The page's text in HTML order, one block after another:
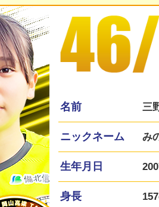
名前 三
ニックネーム み
生年月日
身長